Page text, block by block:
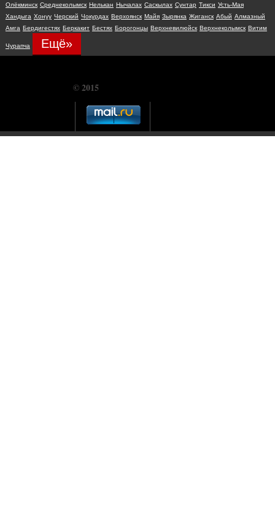
Олёкминск Среднеколымск Нелькан Нычалах Саскылах Сунтар Тикси Усть-Мая
Хандыга Хонуу Черский Чокурдах Верхоянск Майя Зырянка Жиганск Абый Алмазный
Амга Бердигестях Беркакит Бестях Борогонцы Верхневилюйск Верхнеколымск Витим
Чурапча Ещё»
© 2015